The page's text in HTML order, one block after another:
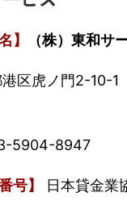
】 （株）東和サ
港区虎ノ門2-10-
5904-8947
号】 日本貸金業